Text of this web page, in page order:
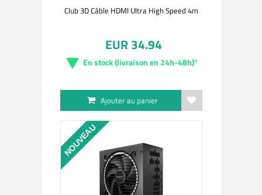
Club 3D Câble HDMI Ultra High Speed 4m
EUR 34.94
En stock (livraison en 24h-48h)*
Ajouter au panier
NOUVEAU